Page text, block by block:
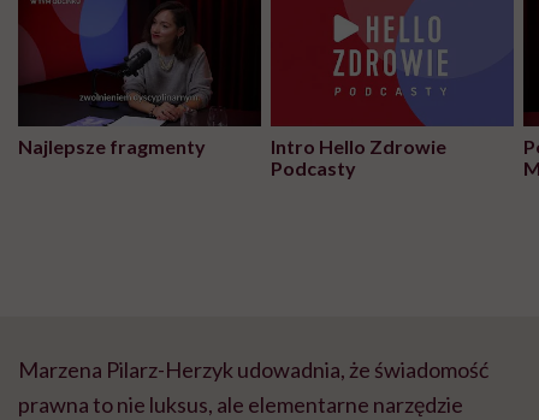
Najlepsze fragmenty
Intro Hello Zdrowie
Podcasty
Marzena Pilarz-Herzyk udowadnia, że świadomość
prawna to nie luksus, ale elementarne narzędzie